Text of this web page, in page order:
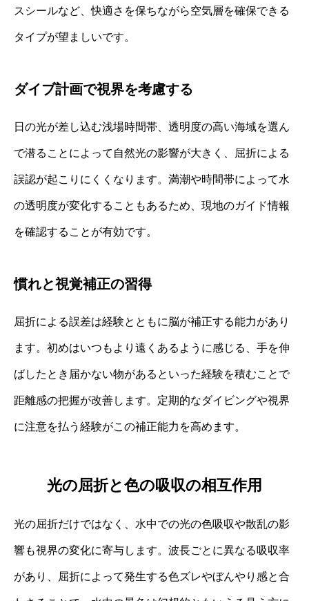
スシールなど、快適さを保ちながら空気層を確保できる
タイプが望ましいです。
ダイブ計画で視界を考慮する
日の光が差し込む浅場時間帯、透明度の高い海域を選ん
で潜ることによって自然光の影響が大きく、屈折による
誤認が起こりにくくなります。満潮や時間帯によって水
の透明度が変化することもあるため、現地のガイド情報
を確認することが有効です。
慣れと視覚補正の習得
屈折による誤差は経験とともに脳が補正する能力があり
ます。初めはいつもより遠くあるように感じる、手を伸
ばしたとき届かない物があるといった経験を積むことで
距離感の把握が改善します。定期的なダイビングや視界
に注意を払う経験がこの補正能力を高めます。
光の屈折と色の吸収の相互作用
光の屈折だけではなく、水中での光の色吸収や散乱の影
響も視界の変化に寄与します。波長ごとに異なる吸収率
があり、屈折によって発生する色ズレやぼんやり感と合